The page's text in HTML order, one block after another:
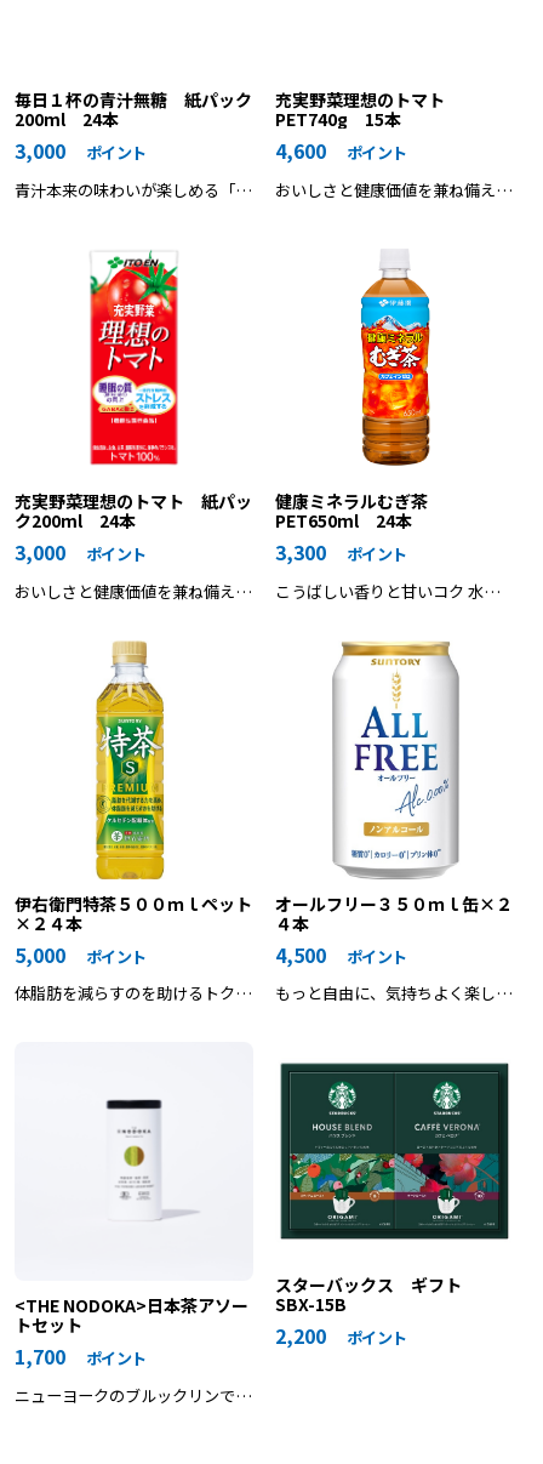
毎日１杯の青汁無糖 紙パック
200ml 24本
3,000
ポイント
青汁本来の味わいが楽しめる「無
充実野菜理想のトマト
PET740g 15本
4,600
ポイント
おいしさと健康価値を兼ね備えた
充実野菜理想のトマト 紙パッ
ク200ml 24本
3,000
ポイント
おいしさと健康価値を兼ね備えた
健康ミネラルむぎ茶
PET650ml 24本
3,300
ポイント
こうばしい香りと甘いコク 水分
伊右衛門特茶５００ｍｌペット
×２４本
5,000
ポイント
体脂肪を減らすのを助けるトクホ
オールフリー３５０ｍｌ缶×２
４本
4,500
ポイント
もっと自由に、気持ちよく楽しめ
<THE NODOKA>日本茶アソー
トセット
1,700
ポイント
ニューヨークのブルックリンで生
スターバックス ギフト
SBX-15B
2,200 ポイント